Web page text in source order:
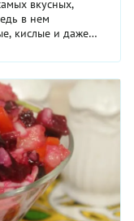
вкусных,
в нем
кислые и даже
Не ...